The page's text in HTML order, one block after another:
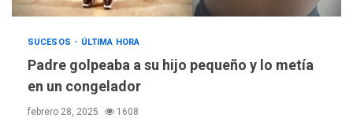
SUCESOS ÚLTIMA HORA
Padre golpeaba a su hijo pequeño y lo metía
en un congelador
febrero 28, 2025 1608